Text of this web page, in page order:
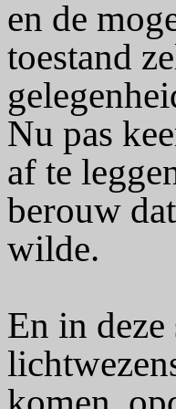
en de
toestand
Nu pas
af te
berouw
wilde.
En in